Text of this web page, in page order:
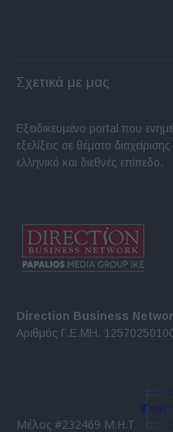
Σχετικά με μας
Εξειδικευμένο portal που
εξελίξεις σε θέματα
ελληνικό και διεθνές επίπεδο.
Direction Business
Αριθμός Γ.Ε.ΜΗ.
Μέλος #232469 Μ.Η.Τ.